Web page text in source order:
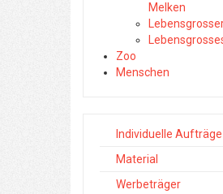
Melken
Zoo
Menschen
Individuelle Aufträge
Material
Werbeträger